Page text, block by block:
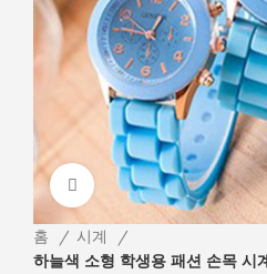
Click to enlarge
홈
시계
하늘색 소형 학생용 패션 손목